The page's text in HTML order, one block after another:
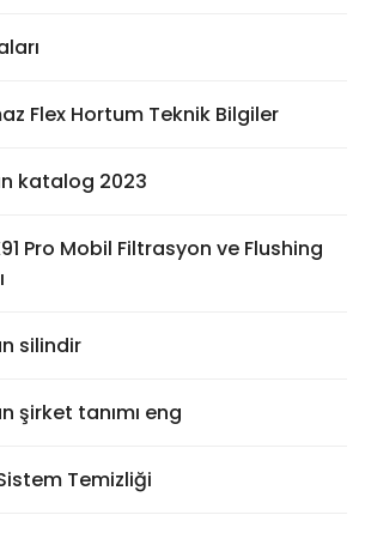
Flex Hortum Teknik Bilgiler
katalog 2023
Pro Mobil Filtrasyon ve Flushing
silindir
şirket tanımı eng
Temizliği